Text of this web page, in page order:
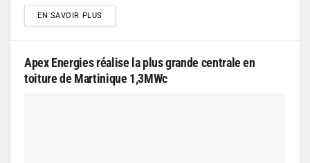
EN SAVOIR PLUS
Apex Energies réalise la plus grande centrale en
toiture de Martinique 1,3MWc